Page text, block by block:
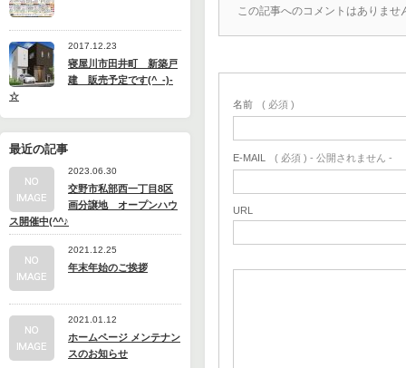
2017.12.23
寝屋川市田井町 新築戸
建 販売予定です(^_-)-
☆
最近の記事
2023.06.30
交野市私部西一丁目8区
画分譲地 オープンハウ
ス開催中(^^♪
2021.12.25
年末年始のご挨拶
2021.01.12
ホームページ メンテナン
スのお知らせ
この記事へのコメントはありませ
名前 ( 必須 )
E-MAIL ( 必須 ) - 公開されません -
URL